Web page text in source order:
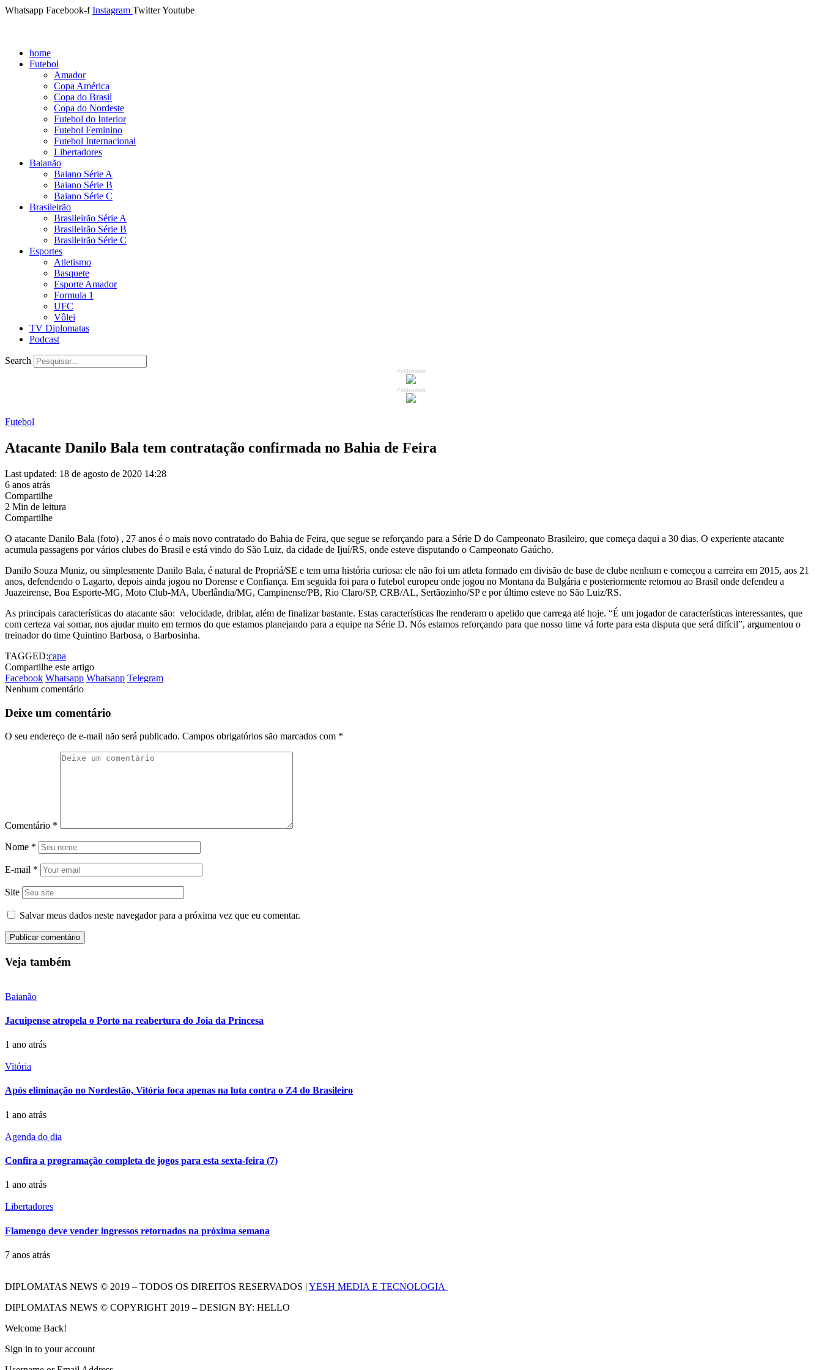
Whatsapp Facebook-f Instagram TwitterYoutube
home
Futebol
Amador
Copa América
Copa do Brasil
Copa do Nordeste
Futebol do Interior
Futebol Feminino
Futebol Internacional
Libertadores
Baianão
Baiano Série A
Baiano Série B
Baiano Série C
Brasileirão
Brasileirão Série A
Brasileirão Série B
Brasileirão Série C
Esportes
Atletismo
Basquete
Esporte Amador
Formula 1
UFC
Vôlei
TV Diplomatas
Podcast
Search
Publicidade
Publicidade
Futebol
Atacante Danilo Bala tem contratação confirmada no Bahia de Feira
Last updated: 18 de agosto de 2020 14:28
6 anos atrás
Compartilhe
2 Min de leitura
Compartilhe
O atacante Danilo Bala (foto) , 27 anos é o mais novo contratado do Bahia de Feira, que segue se reforçando para a Série D do Campeonato Brasileiro, que começa daqui a 30 dias. O experiente atacante
acumula passagens por vários clubes do Brasil e está vindo do São Luiz, da cidade de Ijuí/RS, onde esteve disputando o Campeonato Gaúcho.
Danilo Souza Muniz, ou simplesmente Danilo Bala, é natural de Propriá/SE e tem uma história curiosa: ele não foi um atleta formado em divisão de base de clube nenhum e começou a carreira em 2015, aos 21
anos, defendendo o Lagarto, depois ainda jogou no Dorense e Confiança. Em seguida foi para o futebol europeu onde jogou no Montana da Bulgária e posteriormente retornou ao Brasil onde defendeu a
Juazeirense, Boa Esporte-MG, Moto Club-MA, Uberlândia/MG, Campinense/PB, Rio Claro/SP, CRB/AL, Sertãozinho/SP e por último esteve no São Luiz/RS.
As principais características do atacante são: velocidade, driblar, além de finalizar bastante. Estas características lhe renderam o apelido que carrega até hoje. “É um jogador de características interessantes, que
com certeza vai somar, nos ajudar muito em termos do que estamos planejando para a equipe na Série D. Nós estamos reforçando para que nosso time vá forte para esta disputa que será difícil”, argumentou o
treinador do time Quintino Barbosa, o Barbosinha.
TAGGED:capa
Compartilhe este artigo
Facebook Whatsapp Whatsapp Telegram
Nenhum comentário
Deixe um comentário
O seu endereço de e-mail não será publicado. Campos obrigatórios são marcados com *
Comentário *
Nome *
E-mail *
Site
Salvar meus dados neste navegador para a próxima vez que eu comentar.
Veja também
Baianão
Jacuipense atropela o Porto na reabertura do Joia da Princesa
1 ano atrás
Vitória
Após eliminação no Nordestão, Vitória foca apenas na luta contra o Z4 do Brasileiro
1 ano atrás
Agenda do dia
Confira a programação completa de jogos para esta sexta-feira (7)
1 ano atrás
Libertadores
Flamengo deve vender ingressos retornados na próxima semana
7 anos atrás
DIPLOMATAS NEWS © 2019 – TODOS OS DIREITOS RESERVADOS | YESH MEDIA E TECNOLOGIA
DIPLOMATAS NEWS © COPYRIGHT 2019 – DESIGN BY: HELLO
Welcome Back!
Sign in to your account